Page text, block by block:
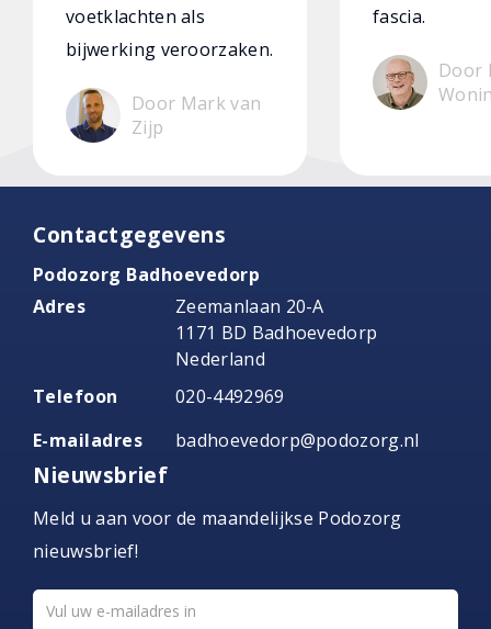
voetklachten als
bijwerking veroorzaken.
Door Mark van
Zijp
fascia.
Door
Contactgegevens
Podozorg Badhoevedorp
Adres
Zeemanlaan 20-A
1171 BD Badhoevedorp
Nederland
Telefoon
020-4492969
E-mailadres
badhoevedorp@podozorg.nl
Nieuwsbrief
Meld u aan voor de maandelijkse Podozorg
nieuwsbrief!